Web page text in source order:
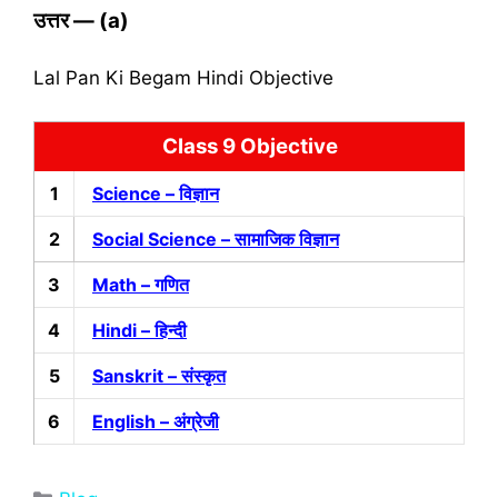
उत्तर— (a)
Lal Pan Ki Begam Hindi Objective
Class 9 Objective
1 Science – विज्ञान
2 Social Science – सामाजिक विज्ञान
3 Math – गणित
4 Hindi – हिन्‍दी
5 Sanskrit – संस्‍कृत
6 English – अंग्रेजी